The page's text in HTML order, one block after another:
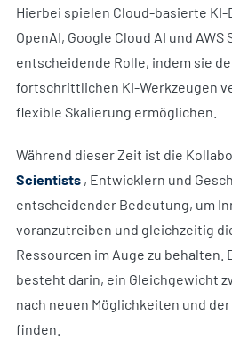
Hierbei spielen Cloud-basierte KI-
OpenAI, Google Cloud AI und AWS
entscheidende Rolle, indem sie
fortschrittlichen KI-Werkzeugen
flexible Skalierung ermöglichen.
Während dieser Zeit ist die
Scientists, Entwicklern und
entscheidender Bedeutung, um
voranzutreiben und gleichzeitig
Ressourcen im Auge zu behalten.
besteht darin, ein Gleichgewicht
nach neuen Möglichkeiten und
finden.